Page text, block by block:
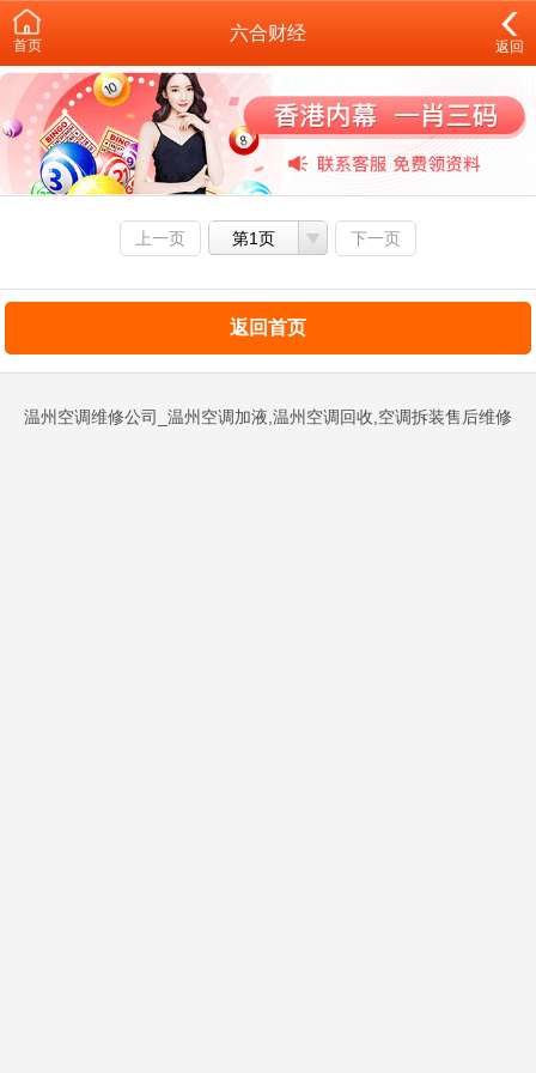
首页
六合财经
返回
上一页 第1页 下一页
返回首页
温州空调维修公司_温州空调加液,温州空调回收,空调拆装售后维修